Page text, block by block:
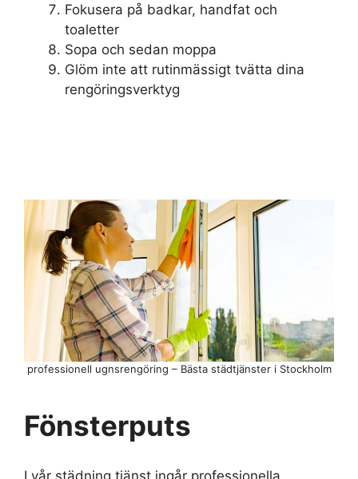
Fokusera på badkar, handfat och
toaletter
Sopa och sedan moppa
Glöm inte att rutinmässigt tvätta dina
rengöringsverktyg
professionell ugnsrengöring – Bästa städtjänster i Stockholm
Fönsterputs